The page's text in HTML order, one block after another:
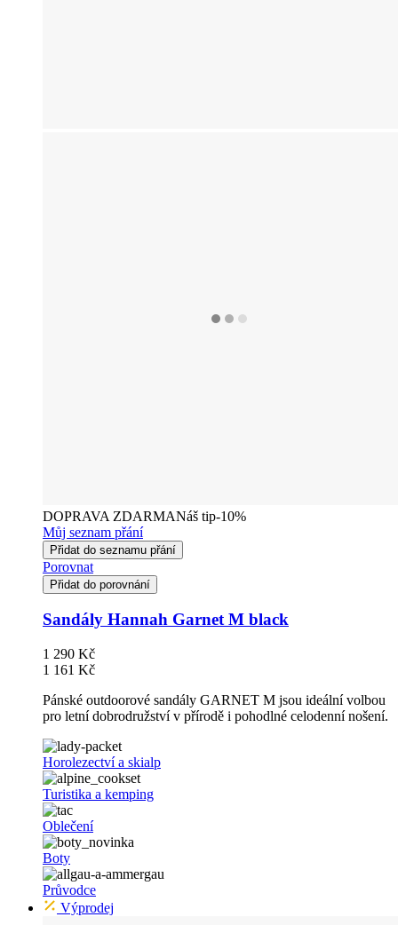
DOPRAVA ZDARMANáš tip-10%
Můj seznam přání
Přidat do seznamu přání
Porovnat
Přidat do porovnání
Sandály Hannah Garnet M black
1 290 Kč
1 161 Kč
Pánské outdoorové sandály GARNET M jsou ideální volbou
pro letní dobrodružství v přírodě i pohodlné celodenní nošení.
Horolezectví a skialp
Turistika a kemping
Oblečení
Boty
Průvodce
Výprodej